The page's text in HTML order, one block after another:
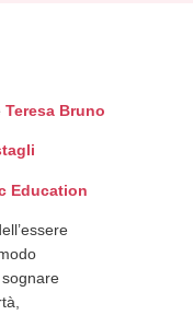
Teresa Bruno
Education